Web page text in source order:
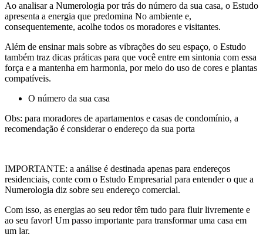
Ao analisar a Numerologia por trás do número da sua casa, o Estudo
apresenta a energia que predomina No ambiente e,
consequentemente, acolhe todos os moradores e visitantes.
Além de ensinar mais sobre as vibrações do seu espaço, o Estudo
também traz dicas práticas para que você entre em sintonia com essa
força e a mantenha em harmonia, por meio do uso de cores e plantas
compatíveis.
O número da sua casa
Obs: para moradores de apartamentos e casas de condomínio, a
recomendação é considerar o endereço da sua porta
IMPORTANTE: a análise é destinada apenas para endereços
residenciais, conte com o Estudo Empresarial para entender o que a
Numerologia diz sobre seu endereço comercial.
Com isso, as energias ao seu redor têm tudo para fluir livremente e
ao seu favor! Um passo importante para transformar uma casa em
um lar.